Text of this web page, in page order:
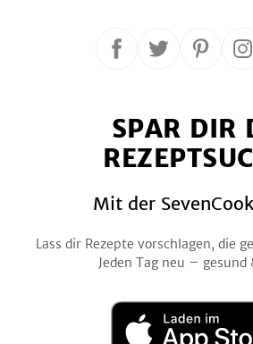
Folge
Facebook
Folge
Twitter
Folge
SPAR DIR
Mit der
Lass dir Rezepte vorschlagen, die
Jeden Tag neu – gesund
Laden
im